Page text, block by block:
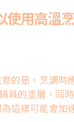
使用高溫
的是，烹調時
具的塗層。同
這樣可能會加